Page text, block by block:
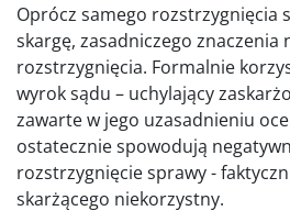
Oprócz samego rozstrzygnięcia
skargę, zasadniczego znaczenia
rozstrzygnięcia. Formalnie
wyrok sądu – uchylający
zawarte w jego uzasadnieniu
ostatecznie spowodują
rozstrzygnięcie sprawy -
skarżącego niekorzystny.